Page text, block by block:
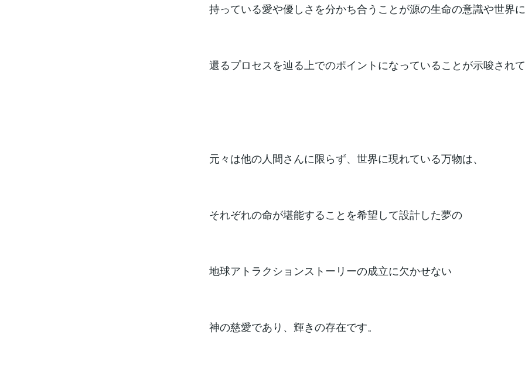
持っている愛や優しさを分かち合うことが源の生命の意識や世界に
還るプロセスを辿る上でのポイントになっていることが示唆されて
元々は他の人間さんに限らず、世界に現れている万物は、
それぞれの命が堪能することを希望して設計した夢の
地球アトラクションストーリーの成立に欠かせない
神の慈愛であり、輝きの存在です。